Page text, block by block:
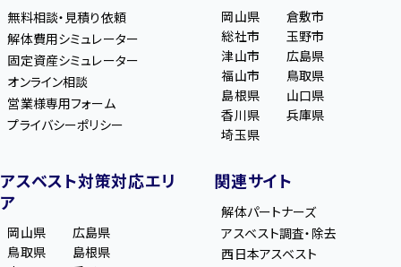
無料相談・見積り依頼
解体費用シミュレーター
固定資産シミュレーター
オンライン相談
営業様専用フォーム
プライバシーポリシー
岡山県
倉敷市
総社市
玉野市
津山市
広島県
福山市
鳥取県
島根県
山口県
香川県
兵庫県
埼玉県
アスベスト対策対応エリ
ア
岡山県
広島県
鳥取県
島根県
関連サイト
解体パートナーズ
アスベスト調査・除去
西日本アスベスト